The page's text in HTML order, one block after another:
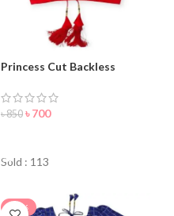
Princess Cut Backless
৳850 ৳700
Sold : 113
-30%